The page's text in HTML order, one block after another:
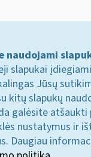
naudojami
slapukai
Jūsų
kitų slapukų
galėsite atšaukti
nustatymus ir
Daugiau